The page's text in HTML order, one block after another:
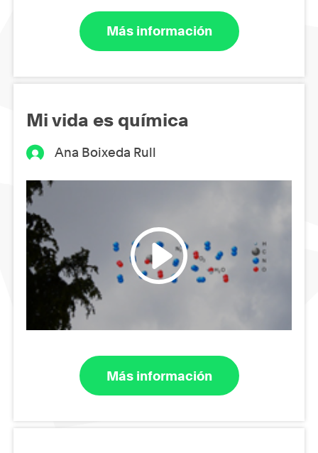
Más información
Mi vida es química
Ana Boixeda Rull
Más información